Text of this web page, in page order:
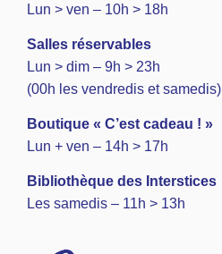
Lun > ven – 10h > 18h
Salles réservables
Lun > dim – 9h > 23h
(00h les vendredis et samedis)
Boutique « C’est cadeau ! »
Lun + ven – 14h > 17h
Bibliothèque des Interstices
Les samedis – 11h > 13h